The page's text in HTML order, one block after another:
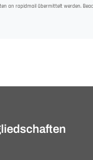
an rapidmail übermittelt werden.